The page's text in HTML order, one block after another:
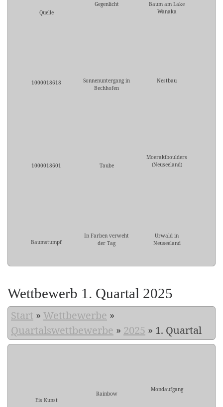
Quelle
Gegenlicht
Baum am Lake
Wanaka
1000018618
Sonnenuntergang in
Bechhofen
Nestbau
1000018601 Taube
Moerakiboulders
(Neuseeland)
Baumstumpf
In Farben verweht
der Tag
Urwald in
Neuseeland
Wettbewerb 1. Quartal 2025
Start » Wettbewerbe »
Quartalswettbewerbe » 2025 » 1. Quartal
Eis Kunst
Rainbow
Mondaufgang